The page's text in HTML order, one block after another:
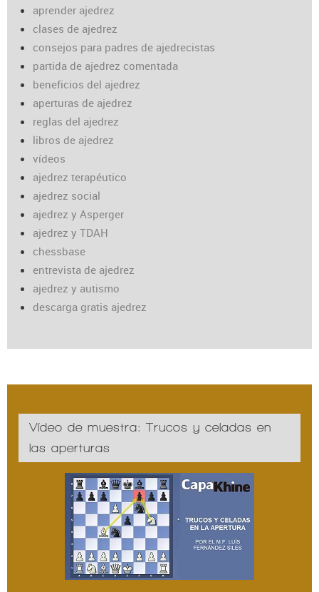
aprender ajedrez
clases de ajedrez
consejos para padres de ajedrecistas
partida de ajedrez comentada
beneficios del ajedrez
aperturas de ajedrez
reglas del ajedrez
libros de ajedrez
vídeos
ajedrez terapéutico
ajedrez social
ajedrez y Asperger
ajedrez y TDAH
chessbase
entrevista de ajedrez
ajedrez y autismo
descarga gratis ajedrez
Vídeo de muestra: Trucos y celadas en
las aperturas